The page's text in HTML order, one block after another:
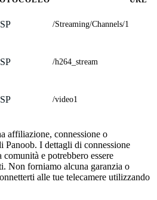
/Streaming/Channels/1
/h264_stream
/video1
affiliazione, connessione o
Panoob. I dettagli di connessione
e potrebbero essere
Non forniamo alcuna garanzia o
alle tue telecamere utilizzando